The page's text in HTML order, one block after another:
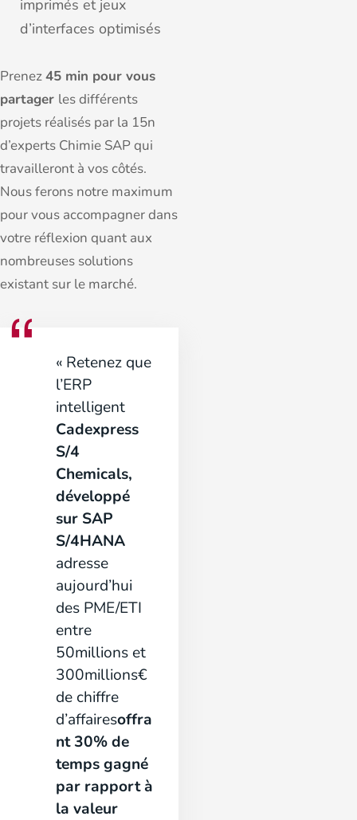
imprimés et jeux
d’interfaces optimisés
Prenez45 min pour vous
partager les différents
projets réalisés par la 15n
d’experts Chimie SAP qui
travailleront à vos côtés.
Nous ferons notre maximum
pour vous accompagner dans
votre réflexion quant aux
nombreuses solutions
existant sur le marché.
« Retenez que
l’ERP
intelligent
Cadexpress
S/4
Chemicals,
développé
sur SAP
S/4HANA
adresse
aujourd’hui
des PME/ETI
entre
50millions et
300millions€
de chiffre
d’affairesoffra
nt 30% de
temps gagné
par rapport à
la valeur